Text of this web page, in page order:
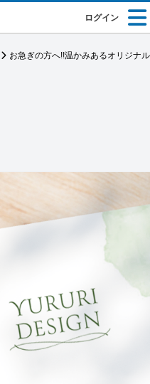
ログイン
お急ぎの方へ!!温かみあるオリジナ